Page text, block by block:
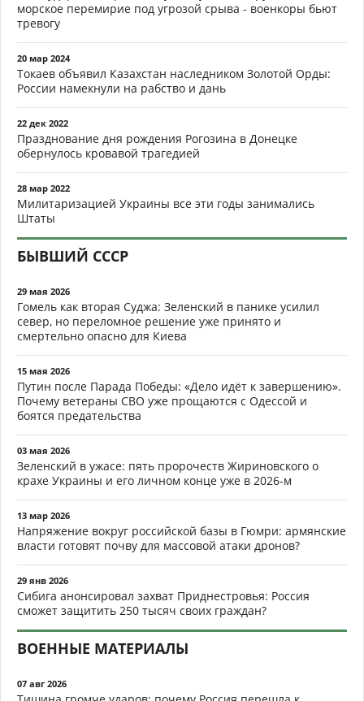
морское перемирие под угрозой срыва - военкоры бьют
тревогу
20 мар 2024
Токаев объявил Казахстан наследником Золотой Орды:
России намекнули на рабство и дань
22 дек 2022
Празднование дня рождения Рогозина в Донецке
обернулось кровавой трагедией
28 мар 2022
Милитаризацией Украины все эти годы занимались
Штаты
БЫВШИЙ СССР
29 мая 2026
Гомель как вторая Суджа: Зеленский в панике усилил
север, но переломное решение уже принято и
смертельно опасно для Киева
15 мая 2026
Путин после Парада Победы: «Дело идёт к завершению».
Почему ветераны СВО уже прощаются с Одессой и
боятся предательства
03 мая 2026
Зеленский в ужасе: пять пророчеств Жириновского о
крахе Украины и его личном конце уже в 2026-м
13 мар 2026
Напряжение вокруг российской базы в Гюмри: армянские
власти готовят почву для массовой атаки дронов?
29 янв 2026
Сибига анонсировал захват Приднестровья: Россия
сможет защитить 250 тысяч своих граждан?
ВОЕННЫЕ МАТЕРИАЛЫ
07 авг 2026